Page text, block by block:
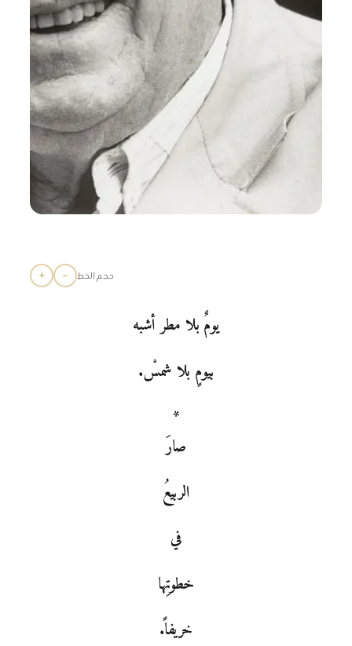
حجم الخط −
+
يومٌ بلا مطر أشبه
بيومٍ بلا شمسْ.
*
صارَ
الربيعُ
في
خطوتِها
خريفاً.